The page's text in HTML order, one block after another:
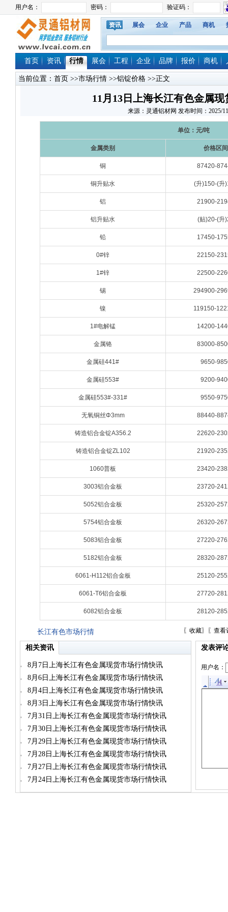
资讯 展会 企业 产品 商机
首页 资讯 行情 展会 工程 企业 品牌 报价 商机
当前位置： 首页 >>市场行情 >>铝锭价格 >>正文
11月13日上海长江有色金属
来源：灵通铝材网 发布时间：2025/
单位：元/吨
金属类别 价格区间
铜 87420-
铜升贴水 (升)150-(升
铝 21900-
铝升贴水 (贴)20-(升
铅 17450-
0#锌 22150-
1#锌 22500-
锡 294900-
镍 119150-
1#电解锰 14200-
金属铬 83000-
金属硅441# 9650-
金属硅553# 9200-
金属硅553#-331# 9550-
无氧铜丝Φ3mm 88440-
铸造铝合金锭A356.2 22620-
铸造铝合金锭ZL102 21920-
1060普板 23420-
3003铝合金板 23720-
5052铝合金板 25320-
5754铝合金板 26320-
5083铝合金板 27220-
5182铝合金板 28320-
6061-H112铝合金板 25120-
6061-T6铝合金板 27720-
6082铝合金板 28120-
长江有色市场行情 〖 收藏〗〖 查看
相关资讯
8月7日上海长江有色金属现货市场行情快讯
8月6日上海长江有色金属现货市场行情快讯
8月4日上海长江有色金属现货市场行情快讯
8月3日上海长江有色金属现货市场行情快讯
7月31日上海长江有色金属现货市场行情快讯
7月30日上海长江有色金属现货市场行情快讯
7月29日上海长江有色金属现货市场行情快讯
7月28日上海长江有色金属现货市场行情快讯
7月27日上海长江有色金属现货市场行情快讯
7月24日上海长江有色金属现货市场行情快讯
发表评
用户名：